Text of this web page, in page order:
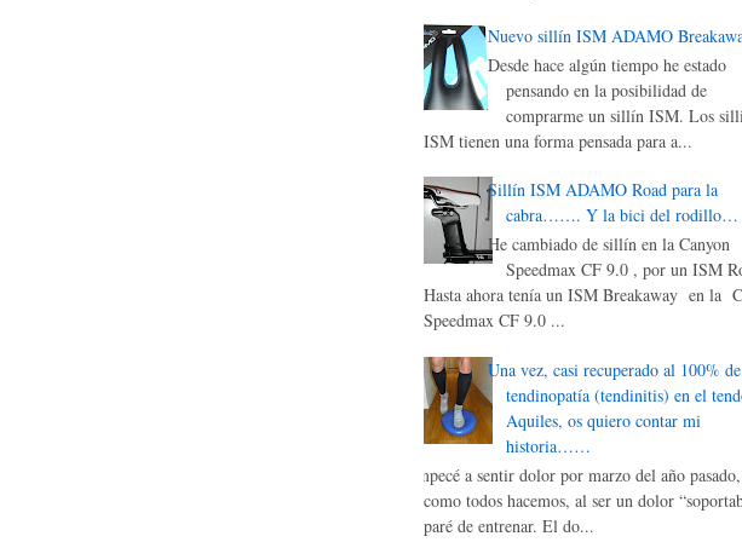
Nuevo sillín ISM ADAMO
Desde hace algún tiempo he estado
pensando en la posibilidad de
comprarme un sillín ISM. Los
ISM tienen una forma pensada para a...
Sillín ISM ADAMO Road para la
cabra……. Y la bici del rodillo…
He cambiado de sillín en la Canyon
Speedmax CF 9.0 , por un ISM
Hasta ahora tenía un ISM Breakaway en la
Speedmax CF 9.0 ...
Una vez, casi recuperado al 100%
tendinopatía (tendinitis) en el
Aquiles, os quiero contar mi
historia……
Empecé a sentir dolor por marzo del año
como todos hacemos, al ser un dolor
paré de entrenar. El do...